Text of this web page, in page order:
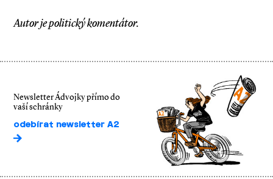
Autor je politický komentátor.
Newsletter Ádvojky přímo do
vaší schránky
odebírat newsletter A2